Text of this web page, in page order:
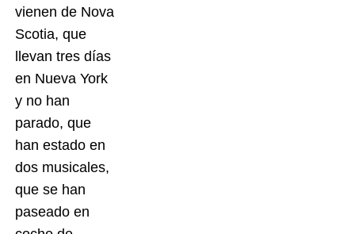
vienen de Nova
Scotia, que
llevan tres días
en Nueva York
y no han
parado, que
han estado en
dos musicales,
que se han
paseado en